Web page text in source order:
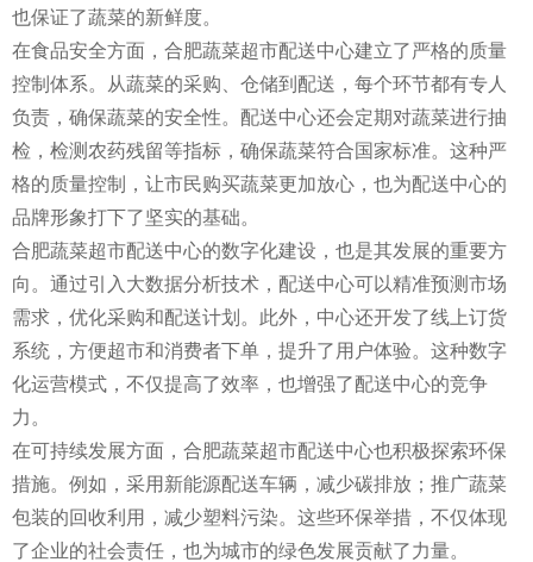
也保证了蔬菜的新鲜度。
在食品安全方面，合肥蔬菜超市配送中心建立了严格的质量
控制体系。从蔬菜的采购、仓储到配送，每个环节都有专人
负责，确保蔬菜的安全性。配送中心还会定期对蔬菜进行抽
检，检测农药残留等指标，确保蔬菜符合国家标准。这种严
格的质量控制，让市民购买蔬菜更加放心，也为配送中心的
品牌形象打下了坚实的基础。
合肥蔬菜超市配送中心的数字化建设，也是其发展的重要方
向。通过引入大数据分析技术，配送中心可以精准预测市场
需求，优化采购和配送计划。此外，中心还开发了线上订货
系统，方便超市和消费者下单，提升了用户体验。这种数字
化运营模式，不仅提高了效率，也增强了配送中心的竞争
力。
在可持续发展方面，合肥蔬菜超市配送中心也积极探索环保
措施。例如，采用新能源配送车辆，减少碳排放；推广蔬菜
包装的回收利用，减少塑料污染。这些环保举措，不仅体现
了企业的社会责任，也为城市的绿色发展贡献了力量。